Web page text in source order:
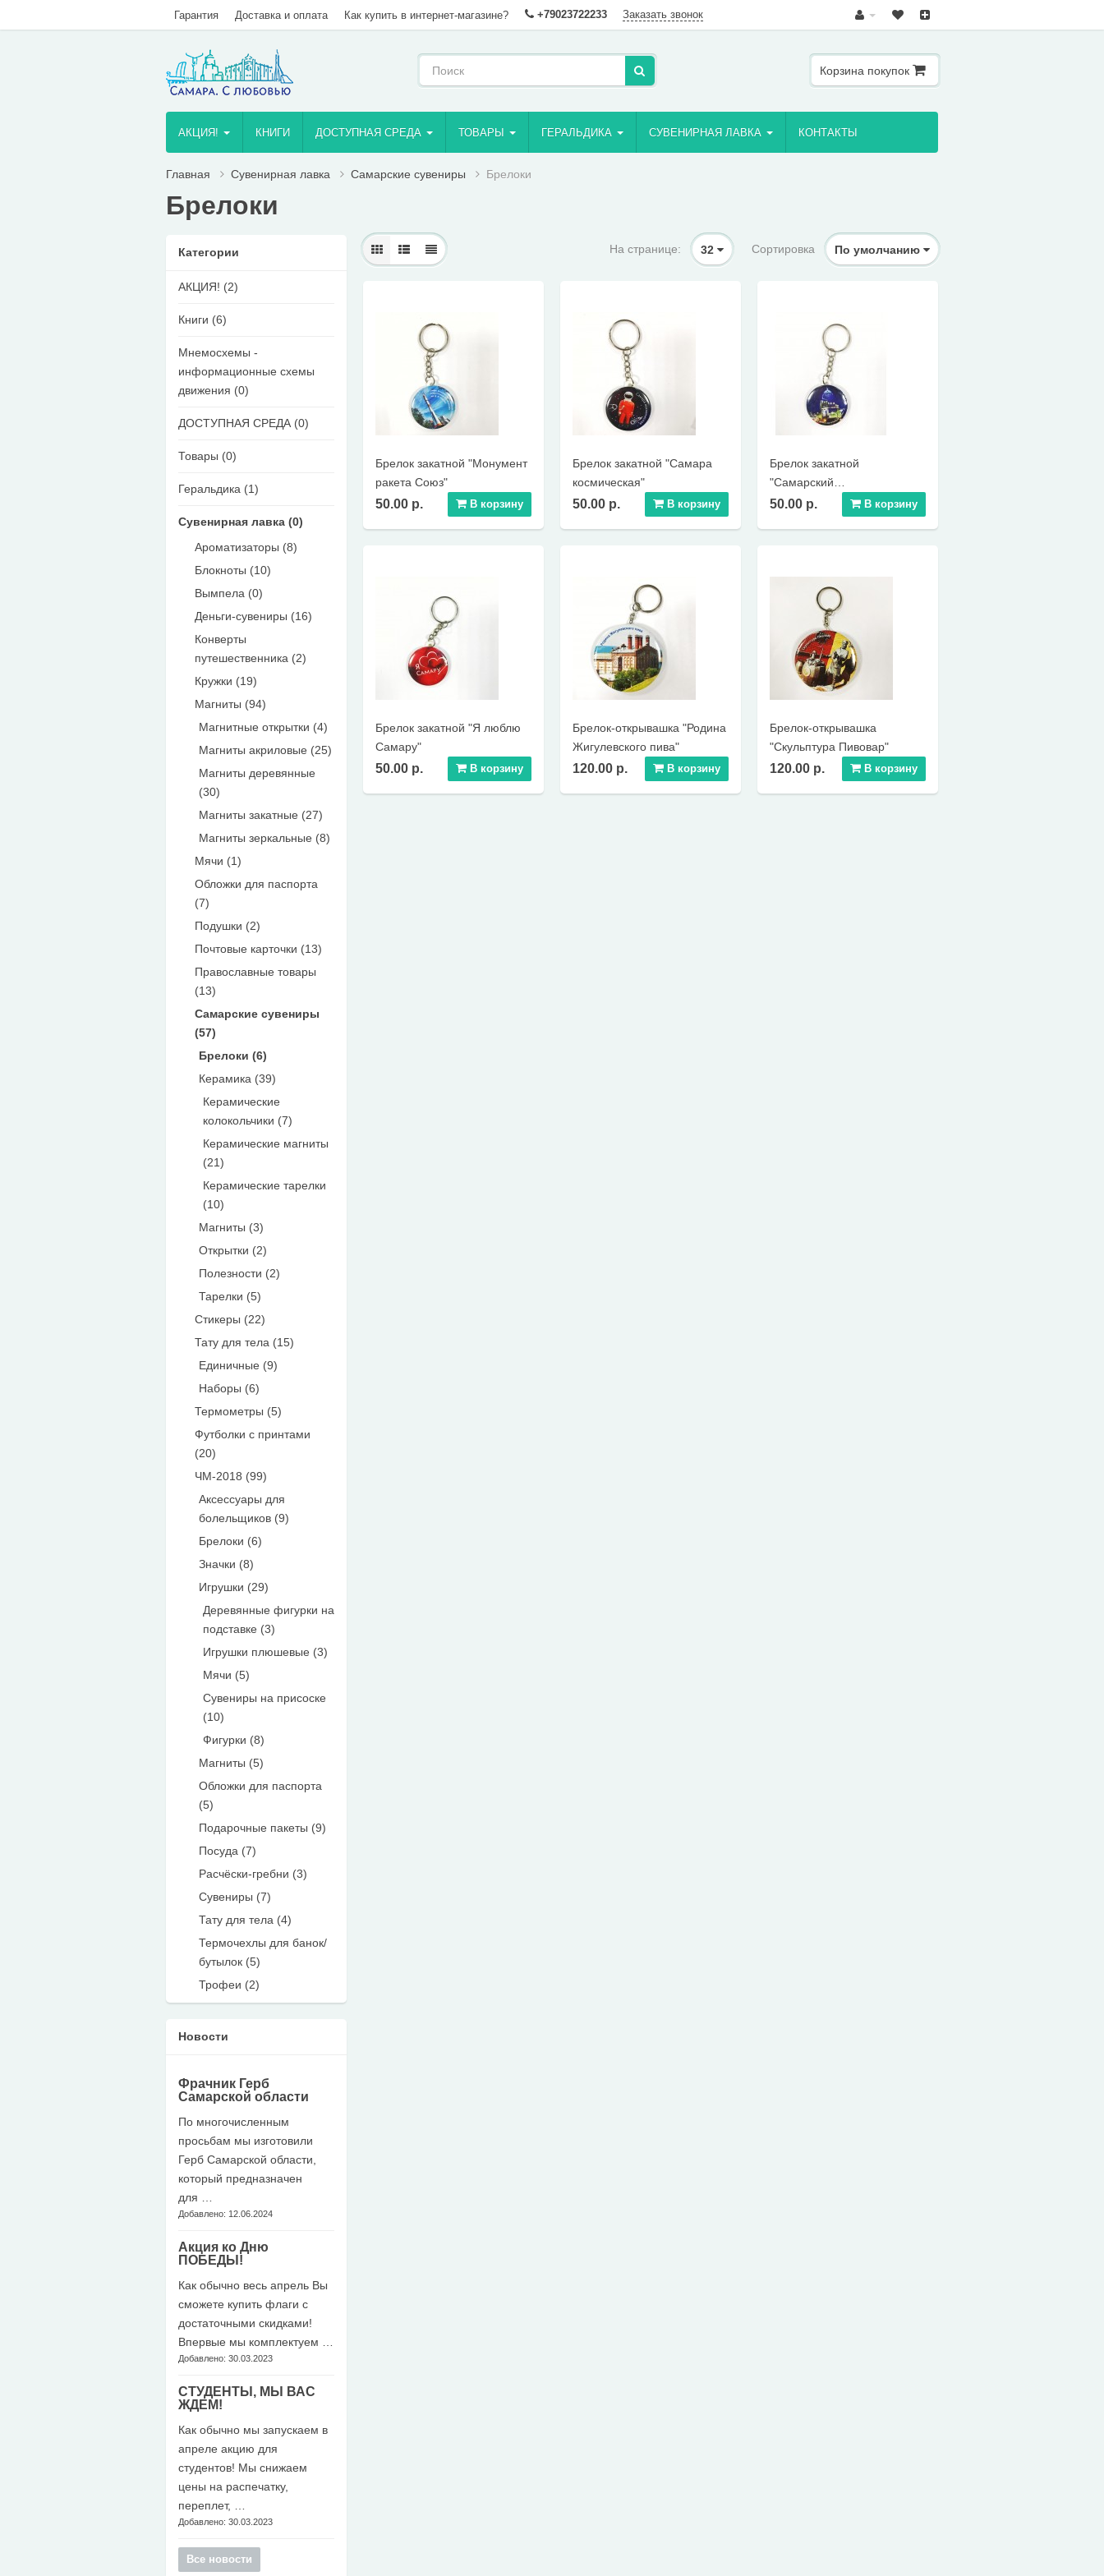
Гарантия Доставка и оплата Как купить в интернет-магазине? +79023722233 Заказать звонок
Корзина покупок
AКЦИЯ! КНИГИ ДОСТУПНАЯ СРЕДА ТОВАРЫ ГЕРАЛЬДИКА СУВЕНИРНАЯ ЛАВКА КОНТАКТЫ
Главная Сувенирная лавка Самарские сувениры Брелоки
Брелоки
Категории
AКЦИЯ! (2)
Книги (6)
Мнемосхемы -
информационные схемы
движения (0)
ДОСТУПНАЯ СРЕДА (0)
Товары (0)
Геральдика (1)
Сувенирная лавка (0)
Ароматизаторы (8)
Блокноты (10)
Вымпела (0)
Деньги-сувениры (16)
Конверты
путешественника (2)
Кружки (19)
Магниты (94)
Магнитные открытки (4)
Магниты акриловые (25)
Магниты деревянные
(30)
Магниты закатные (27)
Магниты зеркальные (8)
Мячи (1)
Обложки для паспорта
(7)
Подушки (2)
Почтовые карточки (13)
Православные товары
(13)
Самарские сувениры
(57)
Брелоки (6)
Керамика (39)
Керамические
колокольчики (7)
Керамические магниты
(21)
Керамические тарелки
(10)
Магниты (3)
Открытки (2)
Полезности (2)
Тарелки (5)
Стикеры (22)
Тату для тела (15)
Единичные (9)
Наборы (6)
Термометры (5)
Футболки с принтами
(20)
ЧМ-2018 (99)
Аксессуары для
болельщиков (9)
Брелоки (6)
Значки (8)
Игрушки (29)
Деревянные фигурки на
подставке (3)
Игрушки плюшевые (3)
Мячи (5)
Сувениры на присоске
(10)
Фигурки (8)
Магниты (5)
Обложки для паспорта
(5)
Подарочные пакеты (9)
Посуда (7)
Расчёски-гребни (3)
Сувениры (7)
Тату для тела (4)
Термочехлы для банок/
бутылок (5)
Трофеи (2)
Новости
Фрачник Герб
Самарской области
По многочисленным
просьбам мы изготовили
Герб Самарской области,
который предназначен
для …
Добавлено: 12.06.2024
Акция ко Дню
ПОБЕДЫ!
Как обычно весь апрель Вы
сможете купить флаги с
достаточными скидками!
Впервые мы комплектуем …
Добавлено: 30.03.2023
СТУДЕНТЫ, МЫ ВАС
ЖДЕМ!
Как обычно мы запускаем в
апреле акцию для
студентов! Мы снижаем
цены на распечатку,
переплет, …
Добавлено: 30.03.2023
Все новости
На странице: 32 Сортировка По умолчанию
Брелок закатной "Монумент
ракета Союз"
50.00 р. В корзину
Брелок закатной "Самара
космическая"
50.00 р. В корзину
Брелок закатной
"Самарский
железнодорожный вокзал"
50.00 р. В корзину
Брелок закатной "Я люблю
Самару"
50.00 р. В корзину
Брелок-открывашка "Родина
Жигулевского пива"
120.00 р. В корзину
Брелок-открывашка
"Скульптура Пивовар"
120.00 р. В корзину